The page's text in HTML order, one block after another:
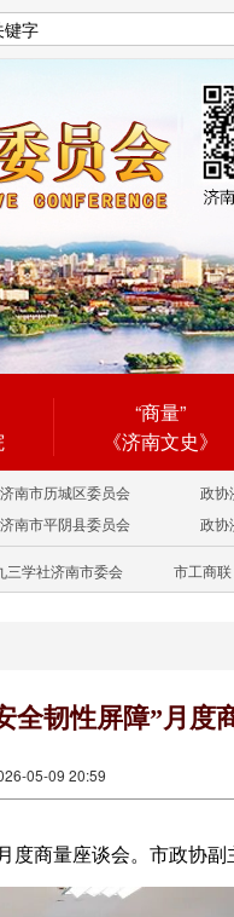
“商量”
《济南文史》
南市历城区委员会
政协
南市平阴县委员会 政协
三学社济南市委会 市工商联
全韧性屏障”月度
05-09 20:59
商量座谈会。市政协副